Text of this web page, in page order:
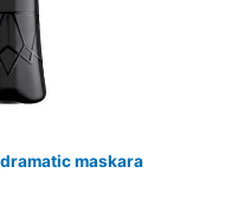
maskara